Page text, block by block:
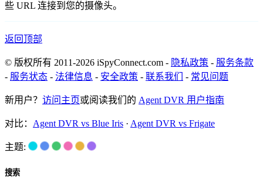
些 URL 连接到您的摄像头。
返回顶部
© 版权所有 2011-2026 iSpyConnect.com - 隐私政策 - 服务条款
- 服务状态 - 法律信息 - 安全政策 - 联系我们 - 常见问题
新用户？ 访问主页或阅读我们的 Agent DVR 用户指南
对比： Agent DVR vs Blue Iris · Agent DVR vs Frigate
主题:
搜索